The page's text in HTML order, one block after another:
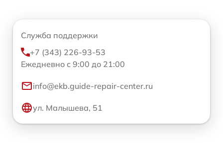
Служба поддержки
+7 (343) 226-93-53
Ежедневно с 9:00 до 21:00
info@ekb.guide-repair-center.ru
ул. Малышева, 51